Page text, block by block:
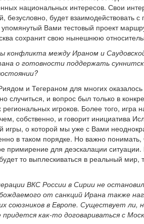
национальных интересов. Свои
безусловно, будет взаимодействовать
Вами тестовый проект
сохранит свою нынешнюю
конфликта между Ираном и
о готовности поддержать
и Тегераном для многих
случиться, и вопрос был только в
игроков. Более того, игра
собственно, и говорит инициатива
о которой мы уже с Вами
в таком порядке. Но важно понимать,
примирение для деэскалации
то выплескиваться в реальный мир,
ВКС России в Сирии не
от санкций Ирана также
союзников в Европе. Существует ли,
как-то договариваться с